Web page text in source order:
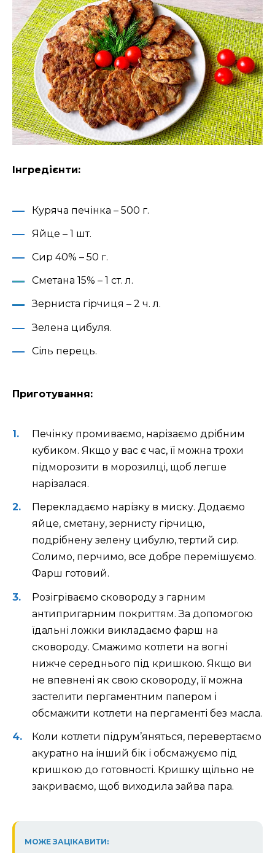
Інгредієнти:
Куряча печінка – 500 г.
Яйце – 1 шт.
Сир 40% – 50 г.
Сметана 15% – 1 ст. л.
Зерниста гірчиця – 2 ч. л.
Зелена цибуля.
Сіль перець.
Приготування:
Печінку промиваємо, нарізаємо дрібним
кубиком. Якщо у вас є час, її можна трохи
підморозити в морозилці, щоб легше
нарізалася.
Перекладаємо нарізку в миску. Додаємо
яйце, сметану, зернисту гірчицю,
подрібнену зелену цибулю, тертий сир.
Солимо, перчимо, все добре перемішуємо.
Фарш готовий.
Розігріваємо сковороду з гарним
антипригарним покриттям. За допомогою
їдальні ложки викладаємо фарш на
сковороду. Смажимо котлети на вогні
нижче середнього під кришкою. Якщо ви
не впевнені як свою сковороду, її можна
застелити пергаментним папером і
обсмажити котлети на пергаменті без масла.
Коли котлети підрум’яняться, перевертаємо
акуратно на інший бік і обсмажуємо під
кришкою до готовності. Кришку щільно не
закриваємо, щоб виходила зайва пара.
МОЖЕ ЗАЦІКАВИТИ: